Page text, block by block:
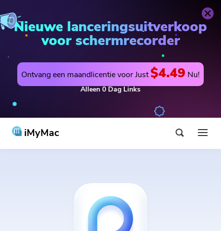
Nieuwe lanceringsuitverkoop
voor schermrecorder
Ontvang een maandlicentie voor Just$4.49 Nu!
Alleen0 DagLinks
iMyMac